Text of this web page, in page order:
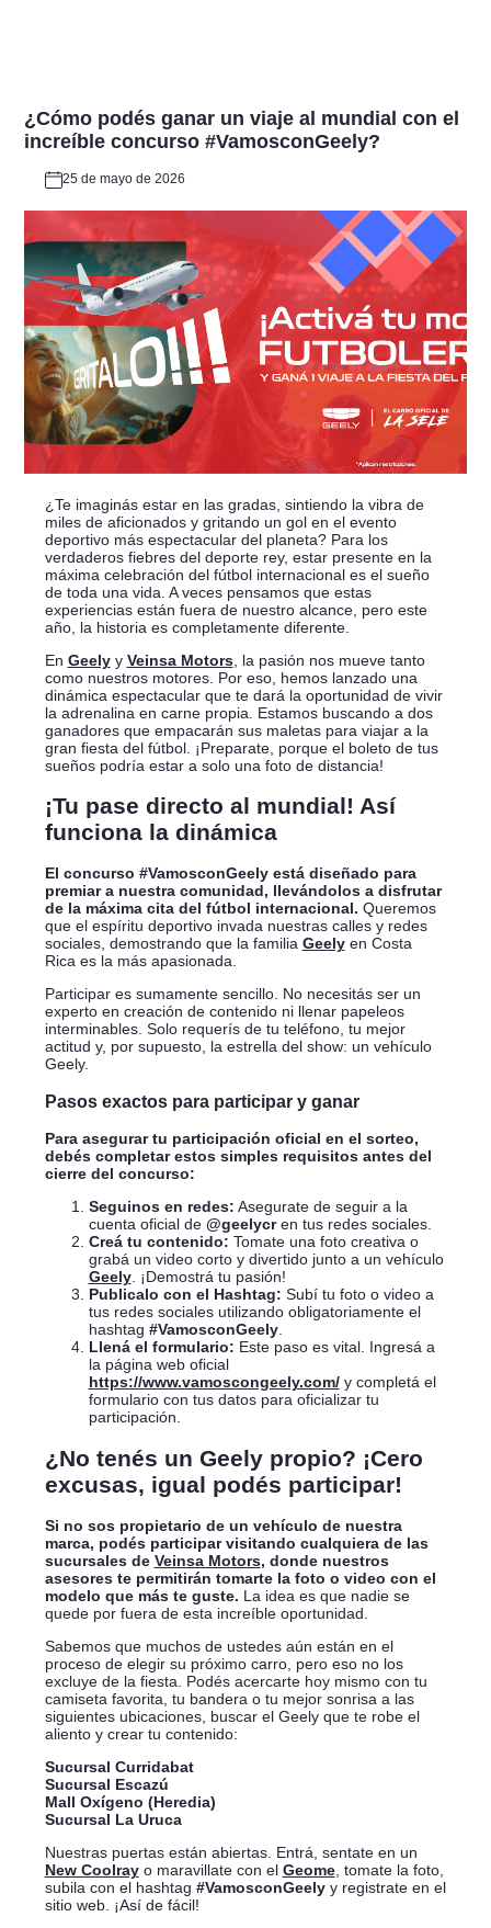
¿Cómo podés ganar un viaje al mundial con el
increíble concurso #VamosconGeely?
25 de mayo de 2026
¿Te imaginás estar en las gradas, sintiendo la vibra de
miles de aficionados y gritando un gol en el evento
deportivo más espectacular del planeta? Para los
verdaderos fiebres del deporte rey, estar presente en la
máxima celebración del fútbol internacional es el sueño
de toda una vida. A veces pensamos que estas
experiencias están fuera de nuestro alcance, pero este
año, la historia es completamente diferente.
En Geelyy Veinsa Motors, la pasión nos mueve tanto
como nuestros motores. Por eso, hemos lanzado una
dinámica espectacular que te dará la oportunidad de vivir
la adrenalina en carne propia. Estamos buscando a dos
ganadores que empacarán sus maletas para viajar a la
gran fiesta del fútbol. ¡Preparate, porque el boleto de tus
sueños podría estar a solo una foto de distancia!
¡Tu pase directo al mundial! Así
funciona la dinámica
El concurso #VamosconGeely está diseñado para
premiar a nuestra comunidad, llevándolos a disfrutar
de la máxima cita del fútbol internacional. Queremos
que el espíritu deportivo invada nuestras calles y redes
sociales, demostrando que la familia Geelyen Costa
Rica es la más apasionada.
Participar es sumamente sencillo. No necesitás ser un
experto en creación de contenido ni llenar papeleos
interminables. Solo requerís de tu teléfono, tu mejor
actitud y, por supuesto, la estrella del show: un vehículo
Geely.
Pasos exactos para participar y ganar
Para asegurar tu participación oficial en el sorteo,
debés completar estos simples requisitos antes del
cierre del concurso:
Seguinos en redes: Asegurate de seguir a la
cuenta oficial de @geelycren tus redes sociales.
Creá tu contenido: Tomate una foto creativa o
grabá un video corto y divertido junto a un vehículo
Geely. ¡Demostrá tu pasión!
Publicalo con el Hashtag: Subí tu foto o video a
tus redes sociales utilizando obligatoriamente el
hashtag #VamosconGeely.
Llená el formulario: Este paso es vital. Ingresá a
la página web oficial
https://www.vamoscongeely.com/y completá el
formulario con tus datos para oficializar tu
participación.
¿No tenés un Geely propio? ¡Cero
excusas, igual podés participar!
Si no sos propietario de un vehículo de nuestra
marca, podés participar visitando cualquiera de las
sucursales de Veinsa Motors, donde nuestros
asesores te permitirán tomarte la foto o video con el
modelo que más te guste. La idea es que nadie se
quede por fuera de esta increíble oportunidad.
Sabemos que muchos de ustedes aún están en el
proceso de elegir su próximo carro, pero eso no los
excluye de la fiesta. Podés acercarte hoy mismo con tu
camiseta favorita, tu bandera o tu mejor sonrisa a las
siguientes ubicaciones, buscar el Geely que te robe el
aliento y crear tu contenido:
Sucursal Curridabat
Sucursal Escazú
Mall Oxígeno (Heredia)
Sucursal La Uruca
Nuestras puertas están abiertas. Entrá, sentate en un
New Coolrayo maravillate con el Geome, tomate la foto,
subila con el hashtag #VamosconGeelyy registrate en el
sitio web. ¡Así de fácil!